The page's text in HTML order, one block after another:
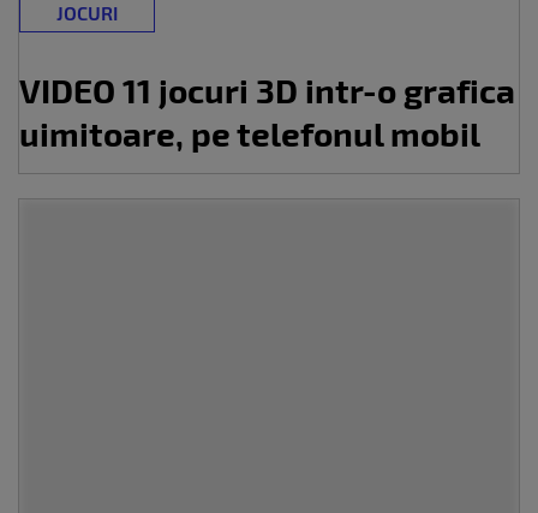
JOCURI
VIDEO 11 jocuri 3D intr-o grafica
uimitoare, pe telefonul mobil